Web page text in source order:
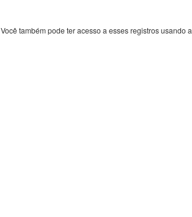
Você também pode ter acesso a esses registros usando a